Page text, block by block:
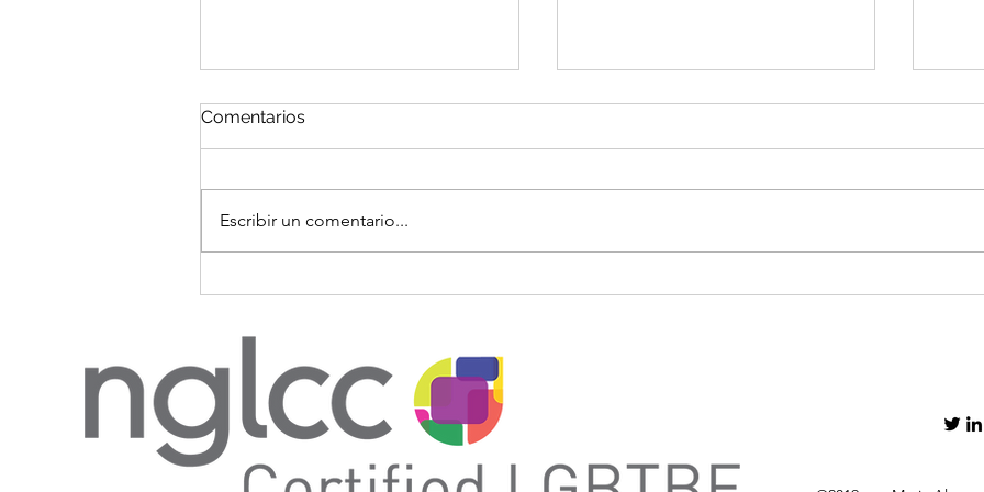
Número de Cuenta
Bancaria en las Facturas de
Su Empresa
Comentarios
Escribir un comentario...